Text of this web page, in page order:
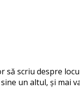
să scriu despre
un altul, și mai